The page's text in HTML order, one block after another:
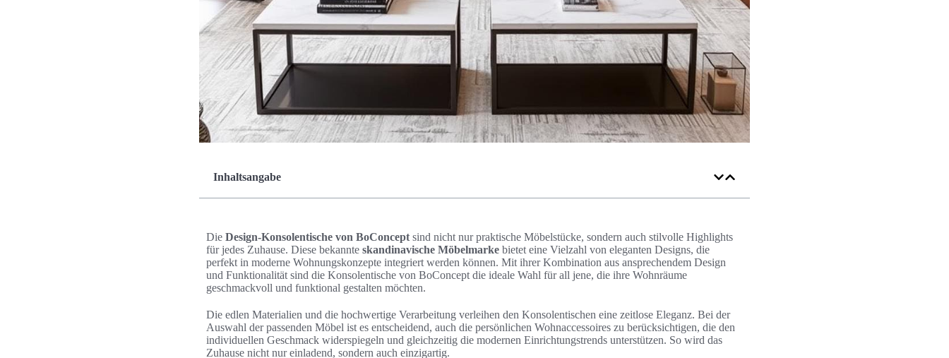
Inhaltsangabe
Die Design-Konsolentische von BoConcept sind nicht nur praktische Möbelstücke, sondern auch stilvolle Highlights
für jedes Zuhause. Diese bekannte skandinavische Möbelmarke bietet eine Vielzahl von eleganten Designs, die
perfekt in moderne Wohnungskonzepte integriert werden können. Mit ihrer Kombination aus ansprechendem Design
und Funktionalität sind die Konsolentische von BoConcept die ideale Wahl für all jene, die ihre Wohnräume
geschmackvoll und funktional gestalten möchten.
Die edlen Materialien und die hochwertige Verarbeitung verleihen den Konsolentischen eine zeitlose Eleganz. Bei der
Auswahl der passenden Möbel ist es entscheidend, auch die persönlichen Wohnaccessoires zu berücksichtigen, die den
individuellen Geschmack widerspiegeln und gleichzeitig die modernen Einrichtungstrends unterstützen. So wird das
Zuhause nicht nur einladend, sondern auch einzigartig.